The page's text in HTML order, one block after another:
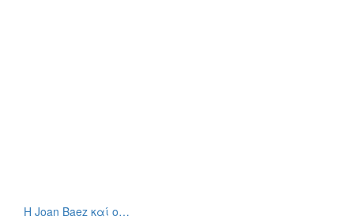
Η Joan Baez καί ο…